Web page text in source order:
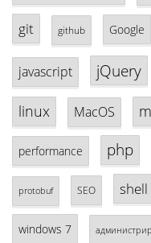
git github Google
javascript jQuery
linux MacOS
performance php
protobuf SEO shell
windows 7